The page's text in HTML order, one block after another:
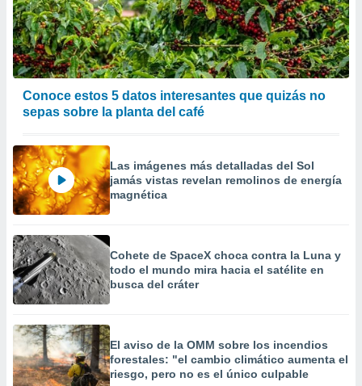
Conoce estos 5 datos interesantes que quizás no
sepas sobre la planta del café
Las imágenes más detalladas del Sol
jamás vistas revelan remolinos de energía
magnética
Cohete de SpaceX choca contra la Luna y
todo el mundo mira hacia el satélite en
busca del cráter
El aviso de la OMM sobre los incendios
forestales: "el cambio climático aumenta el
riesgo, pero no es el único culpable